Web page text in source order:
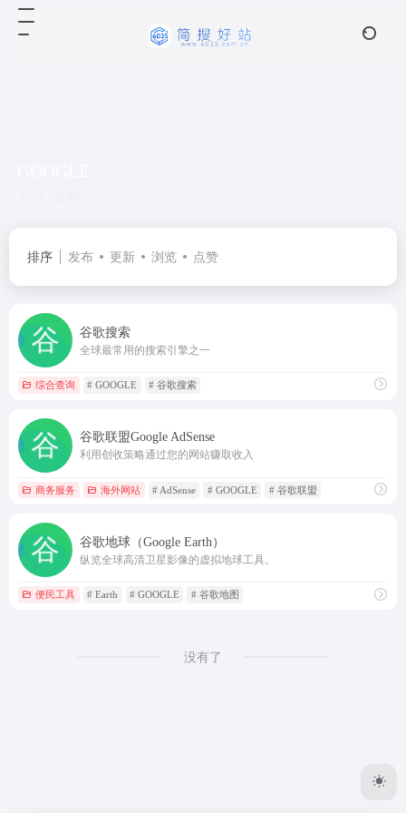
排序 发布 更新 浏览 点赞
谷歌搜索
全球最常用的搜索引擎之一
综合查询 # GOOGLE # 谷歌搜索
谷歌联盟Google AdSense
利用创收策略通过您的网站赚取收入
商务服务 海外网站 # AdSense # GOOGLE # 谷歌联盟
谷歌地球（Google Earth）
纵览全球高清卫星影像的虚拟地球工具。
便民工具 # Earth # GOOGLE # 谷歌地图
没有了